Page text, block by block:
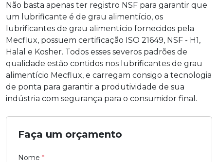
Não basta apenas ter registro NSF para garantir que
um lubrificante é de grau alimentício, os
lubrificantes de grau alimentício fornecidos pela
Mecflux, possuem certificação ISO 21649, NSF - H1,
Halal e Kosher. Todos esses severos padrões de
qualidade estão contidos nos lubrificantes de grau
alimentício Mecflux, e carregam consigo a tecnologia
de ponta para garantir a produtividade de sua
indústria com segurança para o consumidor final.
Faça um orçamento
Nome *